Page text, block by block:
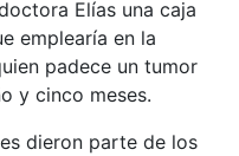
Elías una caja
emplearía en la
padece un tumor
y cinco meses.
dieron parte de los